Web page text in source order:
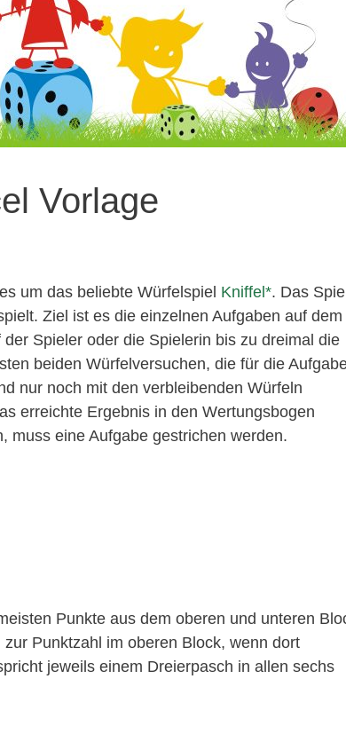
Vorlage
um das beliebte Würfelspiel Kniffel . Das
Ziel ist es die einzelnen Aufgaben auf dem
Spieler oder die Spielerin bis zu dreimal die
beiden Würfelversuchen, die für die
nur noch mit den verbleibenden Würfeln
erreichte Ergebnis in den Wertungsbogen
muss eine Aufgabe gestrichen werden.
Punkte aus dem oberen und unteren
Punktzahl im oberen Block, wenn dort
jeweils einem Dreierpasch in allen sechs